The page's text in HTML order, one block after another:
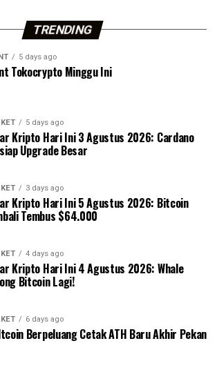
TRENDING
5 days ago
Tokocrypto Minggu Ini
5 days ago
Kripto Hari Ini 3 Agustus 2026: Cardano
Upgrade Besar
3 days ago
Kripto Hari Ini 5 Agustus 2026: Bitcoin
Tembus $64.000
4 days ago
Kripto Hari Ini 4 Agustus 2026: Whale
Bitcoin Lagi!
6 days ago
Berpeluang Cetak ATH Baru Akhir Pekan